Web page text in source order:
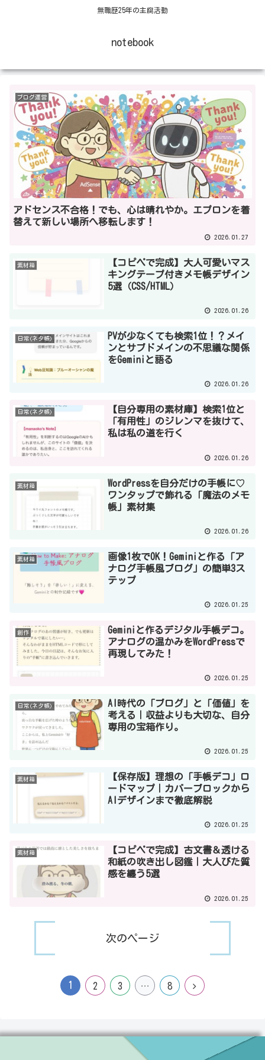
無職歴25年の主腐活動
notebook
ブログ運営
アドセンス不合格！でも、心は晴れやか。エプロンを着
替えて新しい場所へ移転します！
2026.01.27
素材箱
【コピペで完成】大人可愛いマス
キングテープ付きメモ帳デザイン
5選（CSS/HTML）
2026.01.26
日常(ネタ帳)
PVが少なくても検索1位！？メイ
ンとサブドメインの不思議な関係
をGeminiと語る
2026.01.26
日常(ネタ帳)
【自分専用の素材庫】検索1位と
「有用性」のジレンマを抜けて、
私は私の道を行く
2026.01.26
素材箱
WordPressを自分だけの手帳に♡
ワンタップで飾れる「魔法のメモ
帳」素材集
2026.01.26
素材箱
画像1枚でOK！Geminiと作る「ア
ナログ手帳風ブログ」の簡単3ス
テップ
2026.01.25
創作
Geminiと作るデジタル手帳デコ。
アナログの温かみをWordPressで
再現してみた！
2026.01.25
日常(ネタ帳)
AI時代の「ブログ」と「価値」を
考える｜収益よりも大切な、自分
専用の宝箱作り。
2026.01.25
素材箱
【保存版】理想の「手帳デコ」ロ
ードマップ｜カバーブロックから
AIデザインまで徹底解説
2026.01.25
素材箱
【コピペで完成】古文書＆透ける
和紙の吹き出し図鑑｜大人びた質
感を纏う5選
2026.01.25
次のページ
1 2 3 … 8